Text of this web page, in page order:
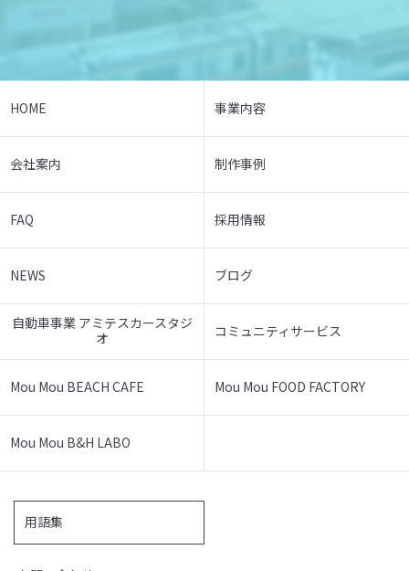
HOME 事業内容
会社案内 制作事例
FAQ 採用情報
NEWS ブログ
自動車事業 アミテスカースタジ
オ
コミュニティサービス
Mou Mou BEACH CAFE Mou Mou FOOD FACTORY
Mou Mou B&H LABO
用語集